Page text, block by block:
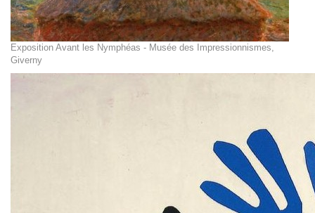
Exposition Avant les Nymphéas - Musée des Impressionnismes,
Giverny